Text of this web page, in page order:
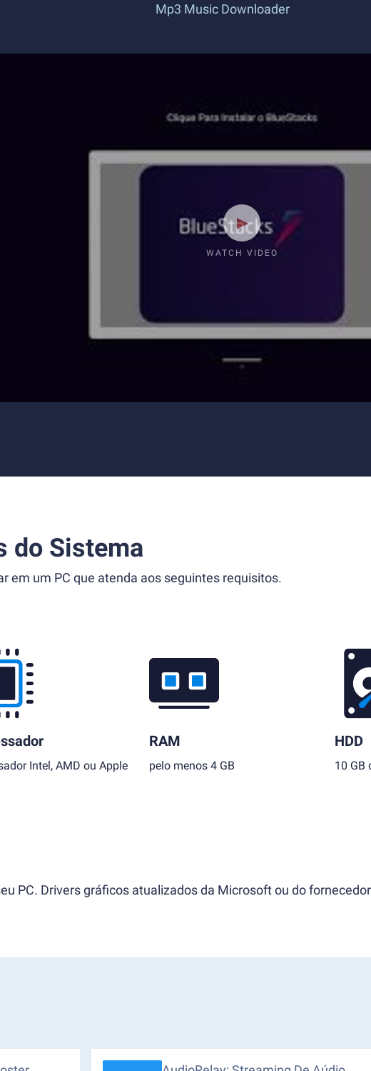
Mp3 Music Downloader
WATCH VIDEO
do Sistema
em um PC que atenda aos seguintes requisitos.
Intel, AMD ou Apple
RAM
pelo menos 4 GB
HDD
10 GB
PC. Drivers gráficos atualizados da Microsoft ou do